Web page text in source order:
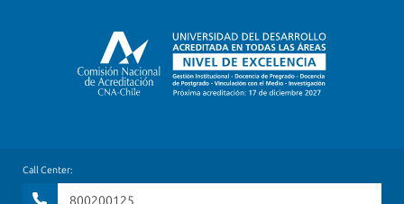
Call Center:
800200125